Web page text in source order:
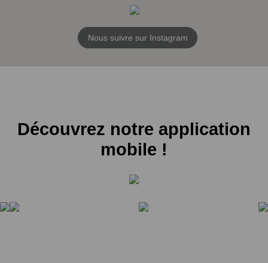
Nous suivre sur Instagram
Découvrez notre application
mobile !